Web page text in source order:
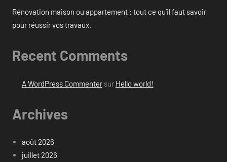
Rénovation maison ou appartement : tout ce qu’il faut savoir
pour réussir vos travaux.
Recent Comments
A WordPress Commentersur Hello world!
Archives
août 2026
juillet 2026